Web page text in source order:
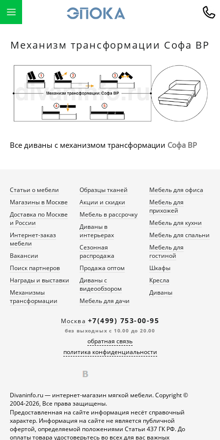
Механизм трансформации Софа ВР
Все диваны с механизмом трансформации Софа ВР
Статьи о мебели
Магазины в Москве
Доставка по Москве
и России
Интернет-заказ
мебели
Вакансии
Поиск партнеров
Награды и выставки
Механизмы
трансформации
Образцы тканей
Акции и скидки
Мебель в рассрочку
Диваны в
интерьерах
Сезонная
распродажа
Продажа оптом
Диваны с
видеообзором
Мебель для дачи
Мебель для офиса
Мебель для
прихожей
Мебель для кухни
Мебель для спальни
Мебель для
гостиной
Шкафы
Кресла
Диваны
Москва +7(499) 753-00-95
без выходных с 10.00 до 20.00
обратная связь
политика конфиденциальности
Divaninfo.ru — интернет-магазин мягкой мебели. Copyright ©
2004-2026, Все права защищены.
Предоставленная на сайте информация несёт справочный
характер. Информация на сайте не является публичной
офертой, определяемой положениями Статьи 437 ГК РФ. До
оплаты товара удостоверьтесь во всех для вас важных